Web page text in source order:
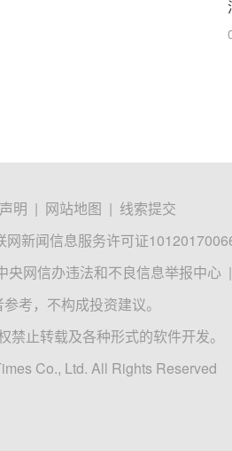
明 | 网站地图 | 线索提交
网新闻信息服务许可证
央网信办违法和不良信息举报中心 |
考，不构成投资建议。
止转载及各种形式的软件开发。
Co., Ltd. All Rights Reserved